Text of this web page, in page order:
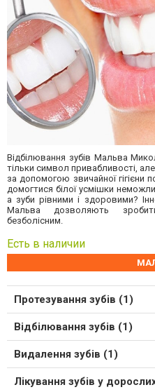
Відбілювання зубів Мальва
тільки символ привабливості,
за допомогою звичайної
домогтися білої усмішки
а зуби рівними і здоровими?
Мальва дозволяють
безболісним.
Есть в наличии
Протезування зубів (1)
Відбілювання зубів (1)
Видалення зубів (1)
Лікування зубів у